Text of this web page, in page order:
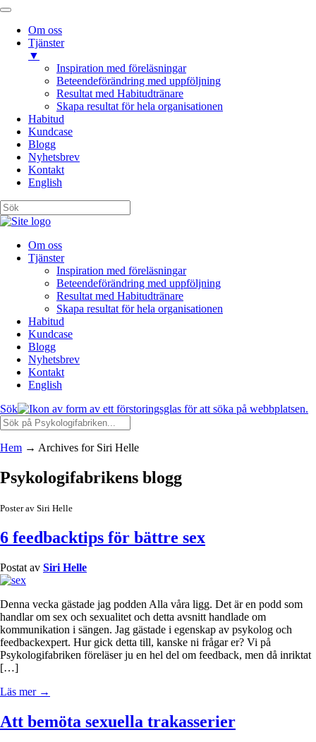
Om oss
Tjänster
▼
Inspiration med föreläsningar
Beteendeförändring med uppföljning
Resultat med Habitudtränare
Skapa resultat för hela organisationen
Habitud
Kundcase
Blogg
Nyhetsbrev
Kontakt
English
Om oss
Tjänster
Inspiration med föreläsningar
Beteendeförändring med uppföljning
Resultat med Habitudtränare
Skapa resultat för hela organisationen
Habitud
Kundcase
Blogg
Nyhetsbrev
Kontakt
English
Sök
Hem → Archives for Siri Helle
Psykologifabrikens blogg
Poster av Siri Helle
6 feedbacktips för bättre sex
Postat av Siri Helle
Denna vecka gästade jag podden Alla våra ligg. Det är en podd som
handlar om sex och sexualitet och detta avsnitt handlade om
kommunikation i sängen. Jag gästade i egenskap av psykolog och
feedbackexpert. Hur gick detta till, kanske ni frågar er? Vi på
Psykologifabriken föreläser ju en hel del om feedback, men då inriktat
[…]
Läs mer →
Att bemöta sexuella trakasserier